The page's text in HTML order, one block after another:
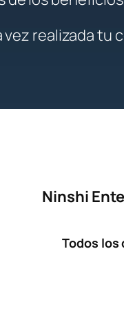
vez realizada tu
Ninshi
Todos los